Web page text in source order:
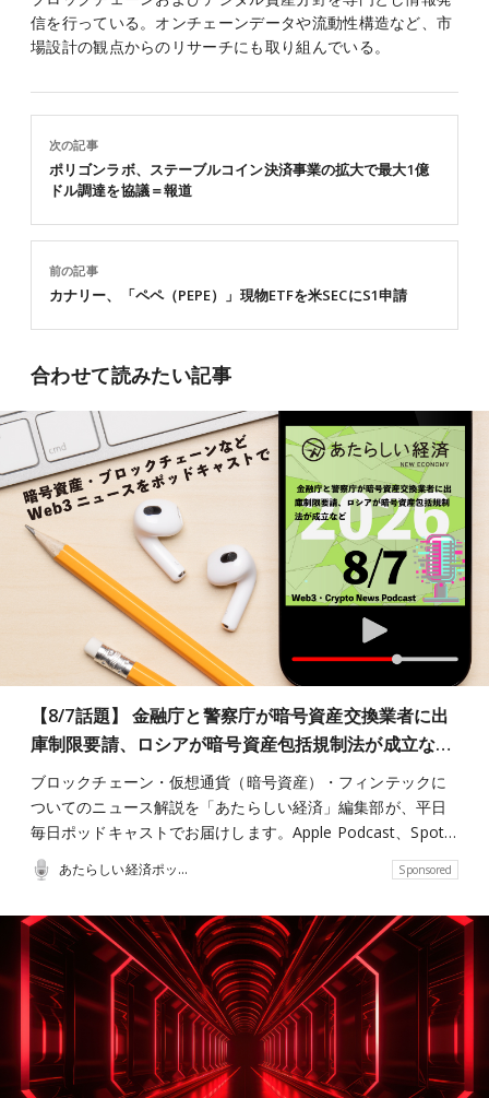
信を行っている。オンチェーンデータや流動性構造など、市
場設計の観点からのリサーチにも取り組んでいる。
前の記事
カナリー、「ペペ（PEPE）」現物ETFを米SECにS1申請
次の記事
ポリゴンラボ、ステーブルコイン決済事業の拡大で最大1億
ドル調達を協議＝報道
合わせて読みたい記事
【8/7話題】 金融庁と警察庁が暗号資産交換業者に出
庫制限要請、ロシアが暗号資産包括規制法が成立な…
ブロックチェーン・仮想通貨（暗号資産）・フィンテックに
ついてのニュース解説を「あたらしい経済」編集部が、平日
毎日ポッドキャストでお届けします。Apple Podcast、Spot…
あたらしい経済ポッドキャスト Sponsored